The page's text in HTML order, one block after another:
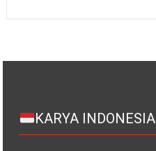
KARYA INDONESIA